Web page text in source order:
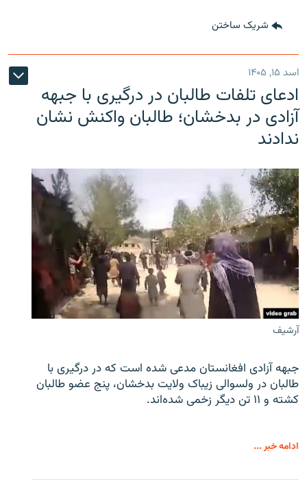
شریک ساختن
اسد ۱۵, ۱۴۰۵
ادعای تلفات طالبان در درگیری با جبهه
آزادی در بدخشان؛ طالبان واکنش نشان
ندادند
آرشیف
جبهه آزادی افغانستان مدعی شده است که در درگیری با
طالبان در ولسوالی زیباک ولایت بدخشان، پنج عضو طالبان
کشته و ۱۱ تن دیگر زخمی شده‌اند.
ادامه خبر ...